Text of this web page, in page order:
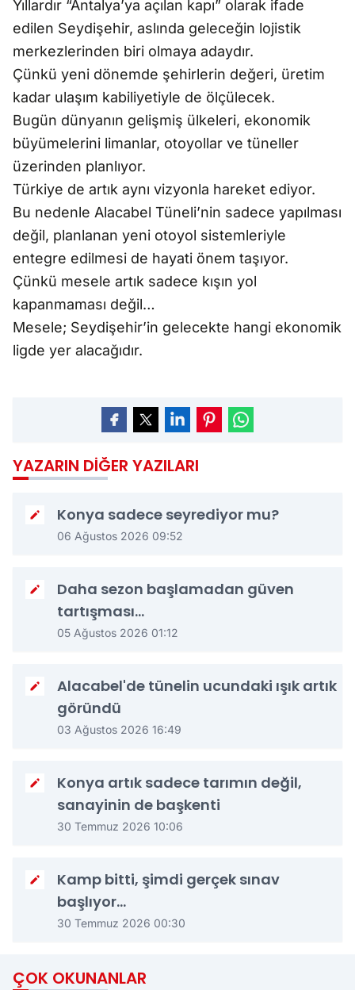
Yıllardır “Antalya’ya açılan kapı” olarak ifade
edilen Seydişehir, aslında geleceğin lojistik
merkezlerinden biri olmaya adaydır.
Çünkü yeni dönemde şehirlerin değeri, üretim
kadar ulaşım kabiliyetiyle de ölçülecek.
Bugün dünyanın gelişmiş ülkeleri, ekonomik
büyümelerini limanlar, otoyollar ve tüneller
üzerinden planlıyor.
Türkiye de artık aynı vizyonla hareket ediyor.
Bu nedenle Alacabel Tüneli’nin sadece yapılması
değil, planlanan yeni otoyol sistemleriyle
entegre edilmesi de hayati önem taşıyor.
Çünkü mesele artık sadece kışın yol
kapanmaması değil…
Mesele; Seydişehir’in gelecekte hangi ekonomik
ligde yer alacağıdır.
YAZARIN DIĞER YAZILARI
Konya sadece seyrediyor mu?
06 Ağustos 2026 09:52
Daha sezon başlamadan güven
tartışması...
05 Ağustos 2026 01:12
Alacabel'de tünelin ucundaki ışık artık
göründü
03 Ağustos 2026 16:49
Konya artık sadece tarımın değil,
sanayinin de başkenti
30 Temmuz 2026 10:06
Kamp bitti, şimdi gerçek sınav
başlıyor…
30 Temmuz 2026 00:30
ÇOK OKUNANLAR